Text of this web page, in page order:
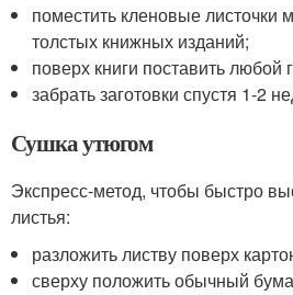
поместить кленовые листочки
толстых книжных изданий;
поверх книги поставить любой
забрать заготовки спустя 1-2
Сушка утюгом
Экспресс-метод, чтобы быстро
листья:
разложить листву поверх
сверху положить обычный